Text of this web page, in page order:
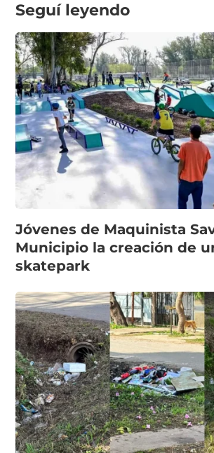
Seguí leyendo
Jóvenes de Maquinista
Municipio la creación de
skatepark